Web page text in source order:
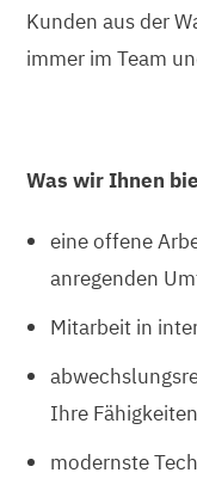
Kunden aus der
immer im Team
Was wir Ihnen
eine offene
anregenden
Mitarbeit in
Ihre
modernste